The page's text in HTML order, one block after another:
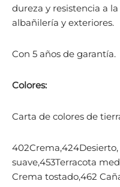
dureza y resistencia a
albañilería y exteriores.
Con 5 años de garantía.
Colores:
Carta de colores de
suave,453Terracota
Crema tostado,462